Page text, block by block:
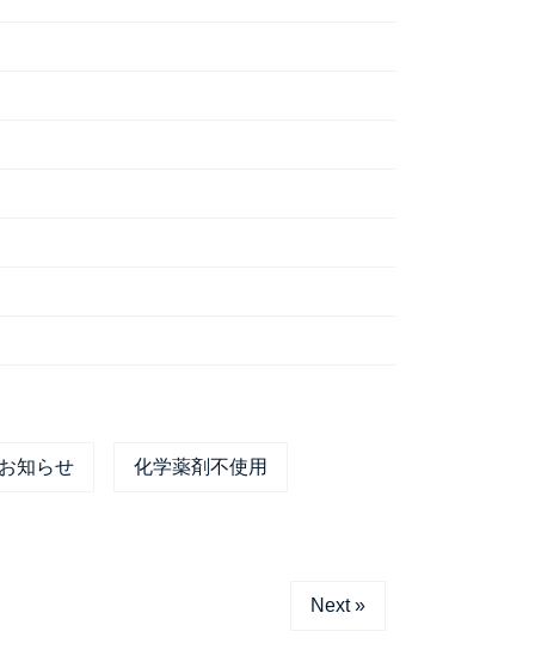
知らせ 化学薬剤不使用
Next »